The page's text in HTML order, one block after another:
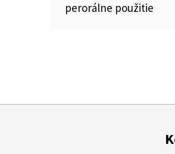
perorálne použitie